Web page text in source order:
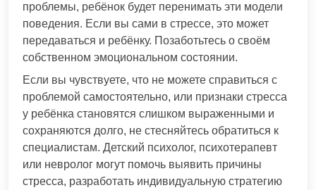
проблемы, ребёнок будет перенимать эти модели
поведения. Если вы сами в стрессе, это может
передаваться и ребёнку. Позаботьтесь о своём
собственном эмоциональном состоянии.
Если вы чувствуете, что не можете справиться с
проблемой самостоятельно, или признаки стресса
у ребёнка становятся слишком выраженными и
сохраняются долго, не стесняйтесь обратиться к
специалистам. Детский психолог, психотерапевт
или невролог могут помочь выявить причины
стресса, разработать индивидуальную стратегию